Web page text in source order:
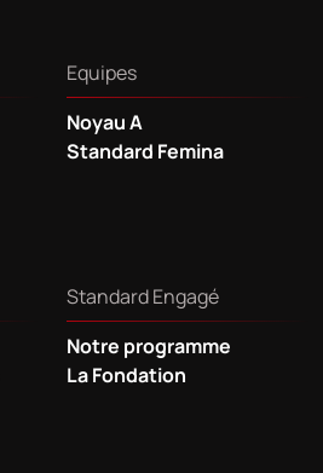
Equipes
Noyau A
Standard Femina
Standard Engagé
Notre programme
La Fondation